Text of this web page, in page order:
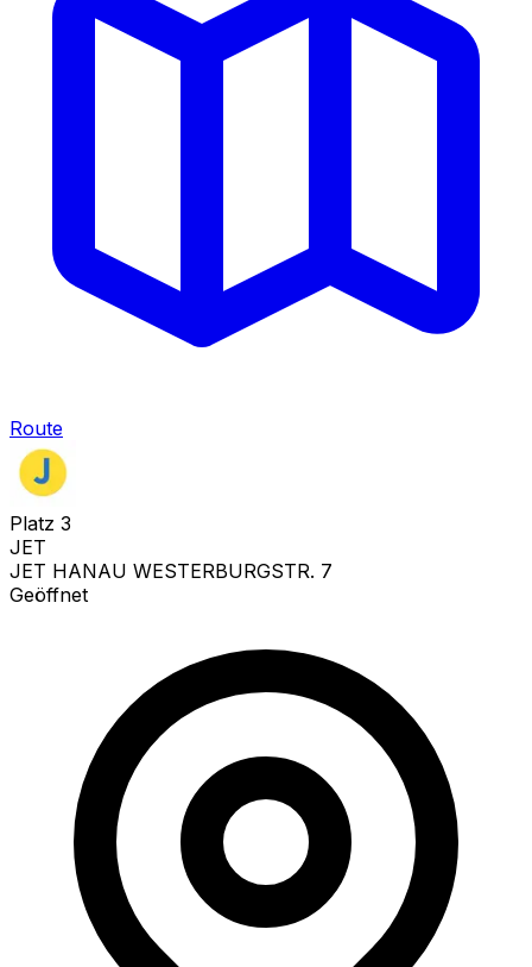
Route
Platz 3
JET
JET HANAU WESTERBURGSTR. 7
Geöffnet